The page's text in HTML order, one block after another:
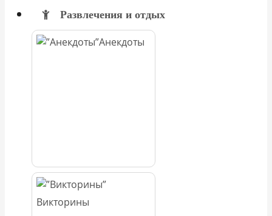
Развлечения и отдых
Анекдоты
Викторины